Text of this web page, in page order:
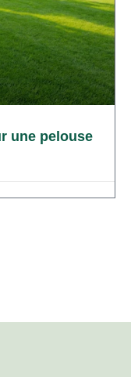
une pelouse